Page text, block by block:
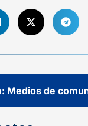
Medios de